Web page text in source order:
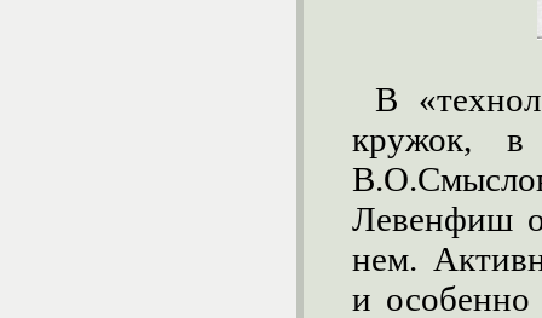
В
кружок, в
Левенфиш
нем.
и особенно